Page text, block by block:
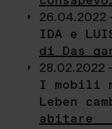
26.04.2022
IDA e
di Das
28.02.2022 -
I mobili
Leben
abitare